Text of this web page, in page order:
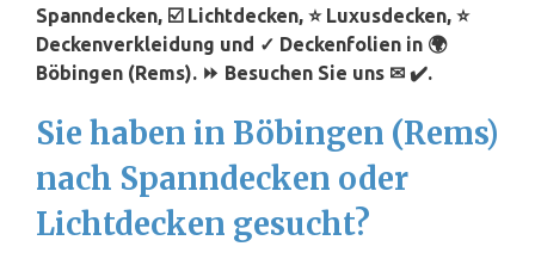
Spanndecken, ☑️ Lichtdecken, ⭐ Luxusdecken, ⭐
Deckenverkleidung und ✓ Deckenfolien in 🌍
Böbingen (Rems). ⏩ Besuchen Sie uns ✉ ✔️.
Sie haben in Böbingen (Rems)
nach Spanndecken oder
Lichtdecken gesucht?